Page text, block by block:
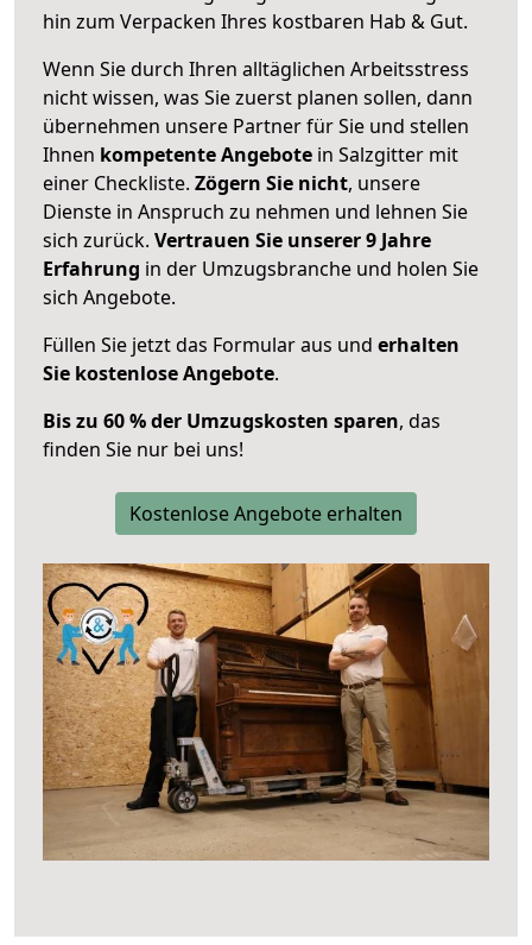
hin zum Verpacken Ihres kostbaren Hab & Gut.
Wenn Sie durch Ihren alltäglichen Arbeitsstress
nicht wissen, was Sie zuerst planen sollen, dann
übernehmen unsere Partner für Sie und stellen
Ihnen kompetente Angebote in Salzgitter mit
einer Checkliste. Zögern Sie nicht, unsere
Dienste in Anspruch zu nehmen und lehnen Sie
sich zurück. Vertrauen Sie unserer 9 Jahre
Erfahrung in der Umzugsbranche und holen Sie
sich Angebote.
Füllen Sie jetzt das Formular aus und erhalten
Sie kostenlose Angebote.
Bis zu 60 % der Umzugskosten sparen, das
finden Sie nur bei uns!
Kostenlose Angebote erhalten